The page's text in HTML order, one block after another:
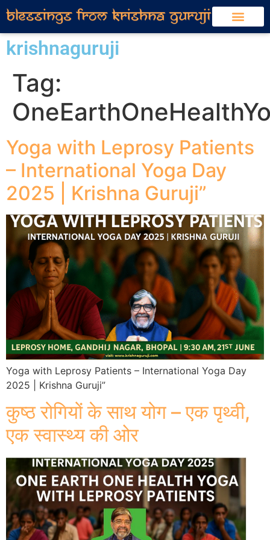
krishnaguruji
Tag:
Yoga with Leprosy Patients
– International Yoga Day
2025 | Krishna Guruji”
Yoga with Leprosy Patients – International Yoga Day
2025 | Krishna Guruji”
कुष्ठ रोगियों के साथ योग – एक पृथ्वी,
एक स्वास्थ्य की ओर